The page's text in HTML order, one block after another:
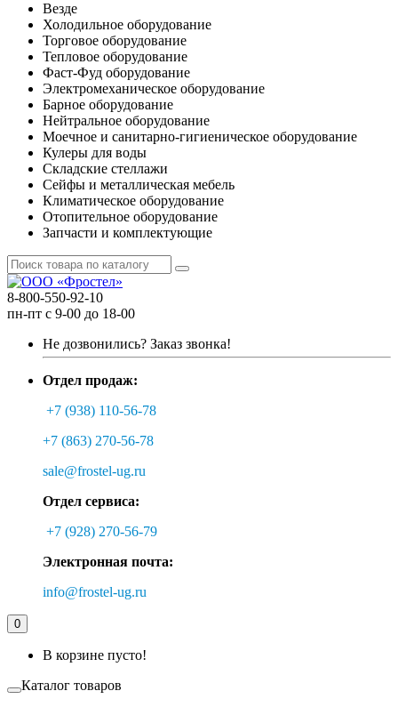
Везде
Холодильное оборудование
Торговое оборудование
Тепловое оборудование
Фаст-Фуд оборудование
Электромеханическое оборудование
Барное оборудование
Нейтральное оборудование
Моечное и санитарно-гигиеническое оборудование
Кулеры для воды
Складские стеллажи
Сейфы и металлическая мебель
Климатическое оборудование
Отопительное оборудование
Запчасти и комплектующие
8-800-550-92-10
пн-пт с 9-00 до 18-00
Не дозвонились? Заказ звонка!
Отдел продаж:
+7 (938) 110-56-78
+7 (863) 270-56-78
sale@frostel-ug.ru
Отдел сервиса:
+7 (928) 270-56-79
Электронная почта:
info@frostel-ug.ru
0
В корзине пусто!
Каталог товаров